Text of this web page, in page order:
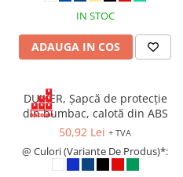
IN STOC
ADAUGA IN COS
DUIKER, Șapcă de protecție
din bumbac, calotă din ABS
50,92 Lei + TVA
@ Culori (Variante De Produs)*: